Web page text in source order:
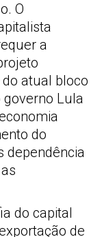
O
a
atual bloco
governo Lula
do
dependência
do capital
de